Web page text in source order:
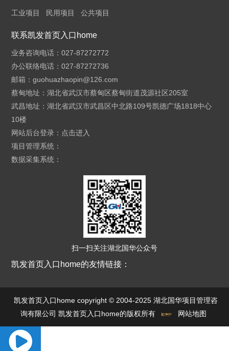
工业项目 民用项目 公共项目
联系凯发首页入口home
业务咨询电话：027-87272772
办公联络电话：027-87272736
邮箱：guohuazhaopin@126.com
蔡甸地址：湖北省武汉市蔡甸区蔡甸街道茂源社区205室
武昌地址：湖北省武汉市武昌区中北路109号凯德广场1818中心
10楼
网站后台登录： 点击进入
项目管理系统：
数据采集系统：
扫一扫关注湖北国华公众号
凯发首页入口home的友情链接：
凯发首页入口home copyright © 2004-2025 湖北国华项目管理咨
询有限公司 凯发首页入口home的版权所有
网站地图